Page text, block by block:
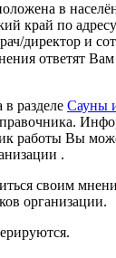
в
край по
директор и
ответят
разделе Сауны
работы Вы
.
своим
организации.